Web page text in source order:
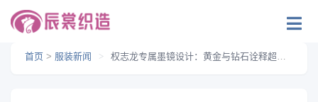
首页 > 服装新闻 > 权志龙专属墨镜设计：黄金与钻石诠释超人象征